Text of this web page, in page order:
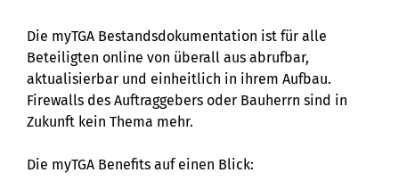
Die myTGA Bestandsdokumentation ist für alle
Beteiligten online von überall aus abrufbar,
aktualisierbar und einheitlich in ihrem Aufbau.
Firewalls des Auftraggebers oder Bauherrn sind in
Zukunft kein Thema mehr.
Die myTGA Benefits auf einen Blick: